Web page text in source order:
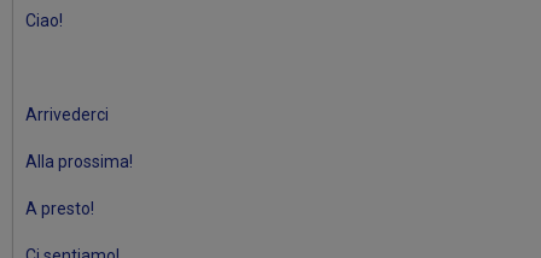
Ciao!
Arrivederci
Alla prossima!
A presto!